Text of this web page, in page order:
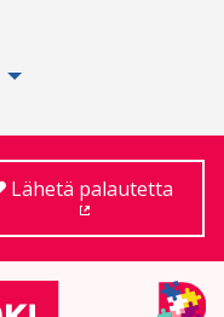
Lähetä palautetta